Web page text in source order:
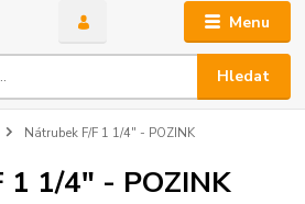
Menu
Hledat
Nátrubek F/F 1 1/4" - POZINK
1 1/4" - POZINK